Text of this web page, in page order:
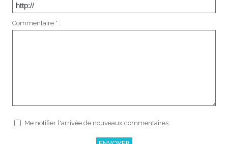
Commentaire * :
Me notifier l'arrivée de nouveaux commentaires